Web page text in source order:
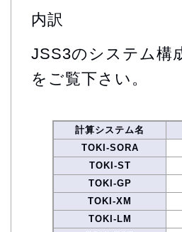
内訳
JSS3のシステム構
をご覧下さい。
計算システム名
TOKI-SORA
TOKI-ST
TOKI-GP
TOKI-XM
TOKI-LM